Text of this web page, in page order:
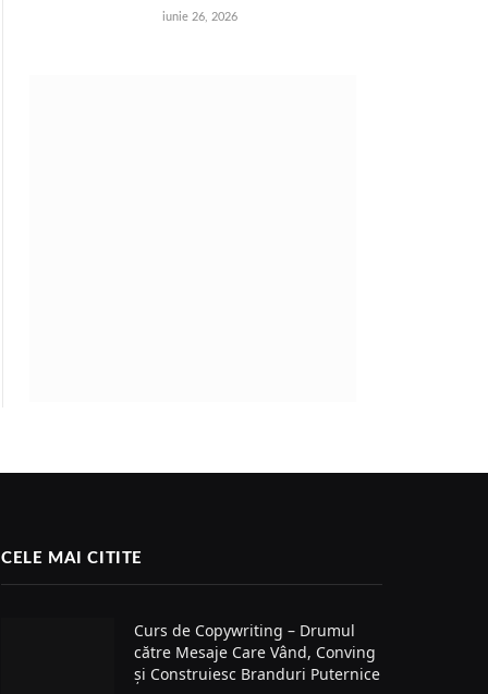
iunie 26, 2026
CELE MAI CITITE
Curs de Copywriting – Drumul
către Mesaje Care Vând, Conving
și Construiesc Branduri Puternice